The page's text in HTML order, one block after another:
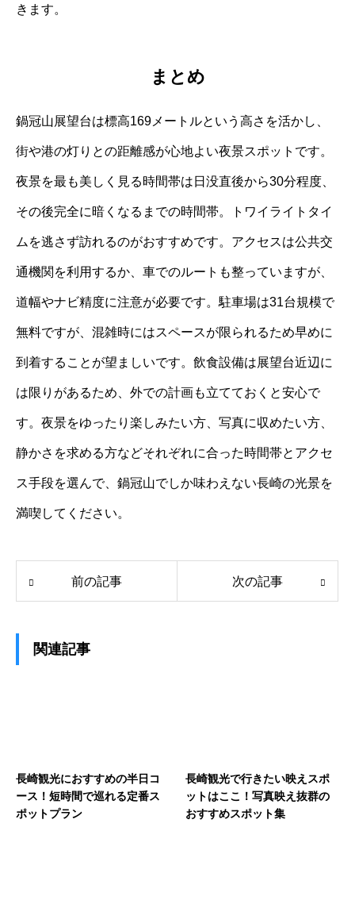
きます。
まとめ
鍋冠山展望台は標高169メートルという高さを活かし、
街や港の灯りとの距離感が心地よい夜景スポットです。
夜景を最も美しく見る時間帯は日没直後から30分程度、
その後完全に暗くなるまでの時間帯。トワイライトタイ
ムを逃さず訪れるのがおすすめです。アクセスは公共交
通機関を利用するか、車でのルートも整っていますが、
道幅やナビ精度に注意が必要です。駐車場は31台規模で
無料ですが、混雑時にはスペースが限られるため早めに
到着することが望ましいです。飲食設備は展望台近辺に
は限りがあるため、外での計画も立てておくと安心で
す。夜景をゆったり楽しみたい方、写真に収めたい方、
静かさを求める方などそれぞれに合った時間帯とアクセ
ス手段を選んで、鍋冠山でしか味わえない長崎の光景を
満喫してください。
前の記事 次の記事
関連記事
長崎観光におすすめの半日コ
ース！短時間で巡れる定番ス
ポットプラン
長崎観光で行きたい映えスポ
ットはここ！写真映え抜群の
おすすめスポット集